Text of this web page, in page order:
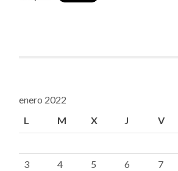
enero 2022
L
M X J V
3
4 5 6 7